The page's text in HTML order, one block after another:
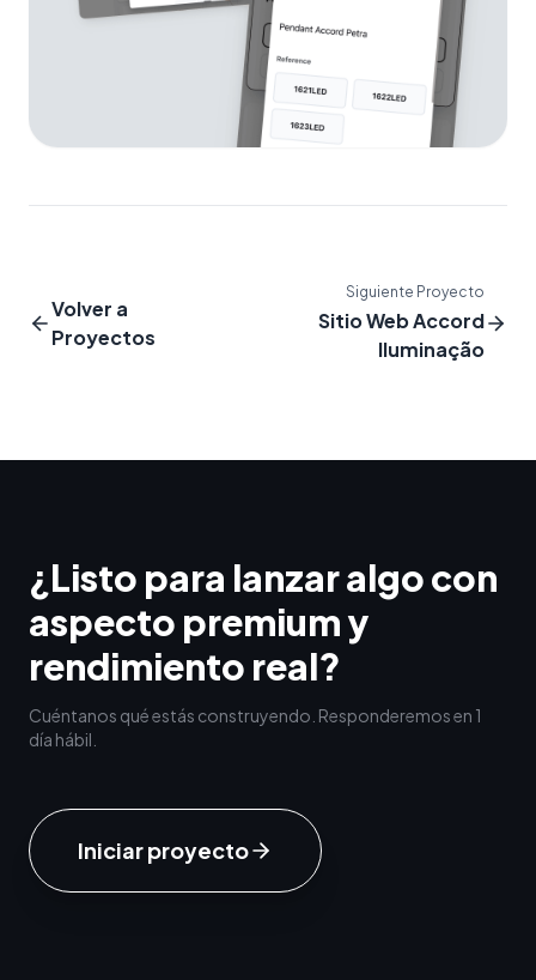
Volver a
Proyectos
Siguiente Proyecto
Sitio Web Accord
Iluminação
¿Listo para lanzar algo con
aspecto premium y
rendimiento real?
Cuéntanos qué estás construyendo. Responderemos en 1
día hábil.
Iniciar proyecto